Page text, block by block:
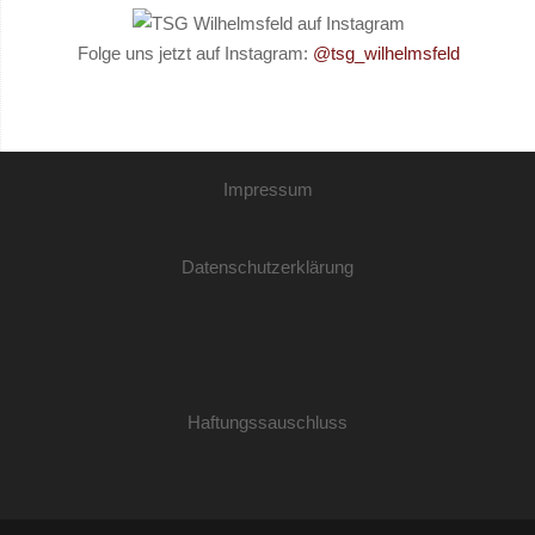
Folge uns jetzt auf Instagram: @tsg_wilhelmsfeld
Impressum
Datenschutzerklärung
Haftungssauschluss